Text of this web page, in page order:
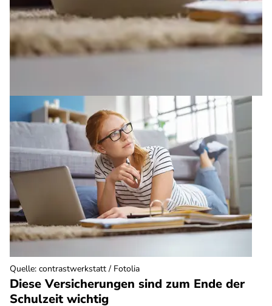
Diese Versicherungen sind zum Ende der
Schulzeit wichtig
Quelle: contrastwerkstatt / Fotolia